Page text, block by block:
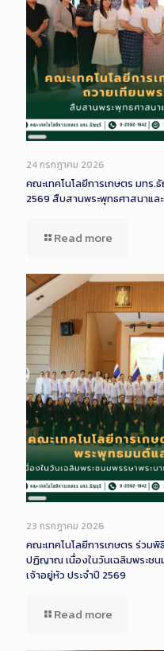
Long
Description
24 กรกฎาคม 2026
คณะเทคโนโลยีการเกษตร มทร.
2569 สืบสานพระพุทธศาสนาแ
Read more
Long
Description
23 กรกฎาคม 2026
คณะเทคโนโลยีการเกษตร ร่วม
ปฏิญาณ เนื่องในวันเฉลิมพระชน
เจ้าอยู่หัว ประจำปี 2569
Read more